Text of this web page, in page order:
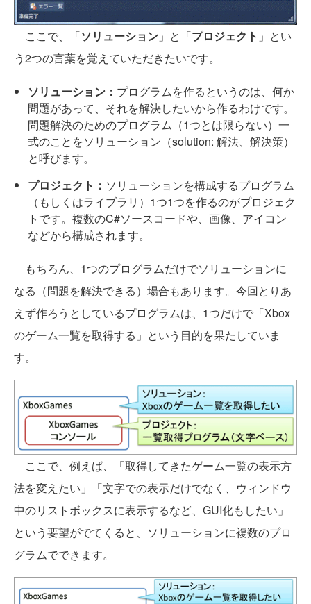
ここで、「ソリューション 」と「プロジェクト 」とい
う2つの言葉を覚えていただきたいです。
ソリューション： プログラムを作るというのは、何か
問題があって、それを解決したいから作るわけです。
問題解決のためのプログラム（1つとは限らない）一
式のことをソリューション（solution: 解法、解決策）
と呼びます。
プロジェクト： ソリューションを構成するプログラム
（もしくはライブラリ）1つ1つを作るのがプロジェク
トです。複数のC#ソースコードや、画像、アイコン
などから構成されます。
もちろん、1つのプログラムだけでソリューションに
なる（問題を解決できる）場合もあります。今回とりあ
えず作ろうとしているプログラムは、1つだけで「Xbox
のゲーム一覧を取得する」という目的を果たしていま
す。
ここで、例えば、「取得してきたゲーム一覧の表示方
法を変えたい」「文字での表示だけでなく、ウィンドウ
中のリストボックスに表示するなど、GUI化もしたい」
という要望がでてくると、ソリューションに複数のプロ
グラムでできます。